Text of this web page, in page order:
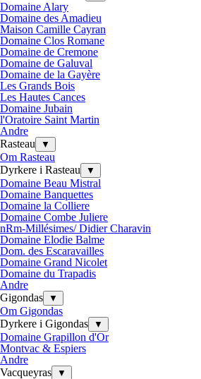
Domaine Alary
Domaine des Amadieu
Maison Camille Cayran
Domaine Clos Romane
Domaine de Cremone
Domaine de Galuval
Domaine de la Gayère
Les Grands Bois
Les Hautes Cances
Domaine Jubain
l'Oratoire Saint Martin
Andre
Rasteau
▼
Om Rasteau
Dyrkere i Rasteau
▼
Domaine Beau Mistral
Domaine Banquettes
Domaine la Colliere
Domaine Combe Juliere
nRm-Millésimes/ Didier Charavin
Domaine Elodie Balme
Dom. des Escaravailles
Domaine Grand Nicolet
Domaine du Trapadis
Andre
Gigondas
▼
Om Gigondas
Dyrkere i Gigondas
▼
Domaine Grapillon d'Or
Montvac & Espiers
Andre
Vacqueyras
▼